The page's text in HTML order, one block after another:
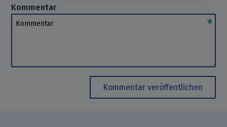
Kommentar
Kommentar
Kommentar veröffentlichen